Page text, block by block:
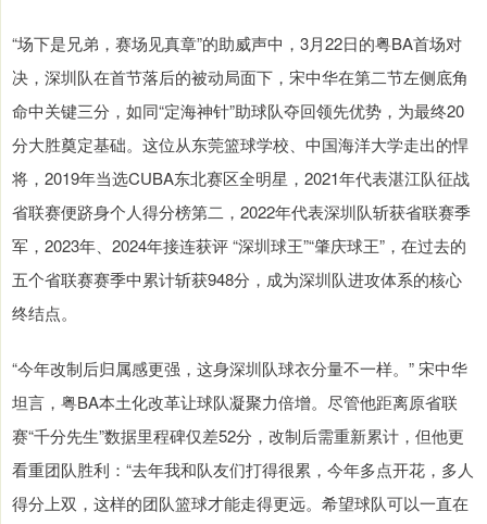
“场下是兄弟，赛场见真章”的助威声中，3月22日的粤BA首场对
决，深圳队在首节落后的被动局面下，宋中华在第二节左侧底角
命中关键三分，如同“定海神针”助球队夺回领先优势，为最终20
分大胜奠定基础。这位从东莞篮球学校、中国海洋大学走出的悍
将，2019年当选CUBA东北赛区全明星，2021年代表湛江队征战
省联赛便跻身个人得分榜第二，2022年代表深圳队斩获省联赛季
军，2023年、2024年接连获评 “深圳球王”“肇庆球王”，在过去的
五个省联赛赛季中累计斩获948分，成为深圳队进攻体系的核心
终结点。
“今年改制后归属感更强，这身深圳队球衣分量不一样。” 宋中华
坦言，粤BA本土化改革让球队凝聚力倍增。尽管他距离原省联
赛“千分先生”数据里程碑仅差52分，改制后需重新累计，但他更
看重团队胜利：“去年我和队友们打得很累，今年多点开花，多人
得分上双，这样的团队篮球才能走得更远。希望球队可以一直在